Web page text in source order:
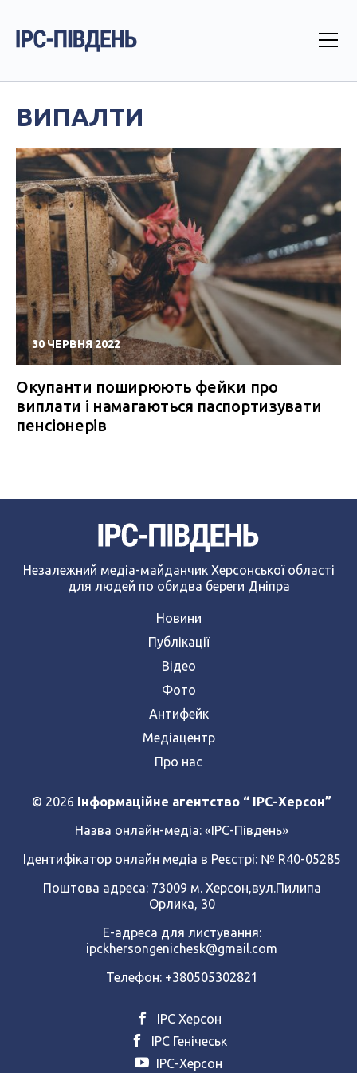
ВИПАЛТИ
30 ЧЕРВНЯ 2022
Окупанти поширюють фейки про
виплати і намагаються паспортизувати
пенсіонерів
Незалежний медіа-майданчик Херсонської області
для людей по обидва береги Дніпра
Новини
Публікації
Відео
Фото
Антифейк
Медіацентр
Про нас
© 2026 Інформаційне агентство “ IPC-Херсон”
Назва онлайн-медіа: «ІРС-Південь»
Ідентифікатор онлайн медіа в Реєстрі: № R40-05285
Поштова адреса: 73009 м. Херсон,вул.Пилипа
Орлика, 30
Е-адреса для листування:
ipckhersongenichesk@gmail.com
Телефон: +380505302821
ІРС Херсон
ІРС Генічеськ
ІРС-Херсон